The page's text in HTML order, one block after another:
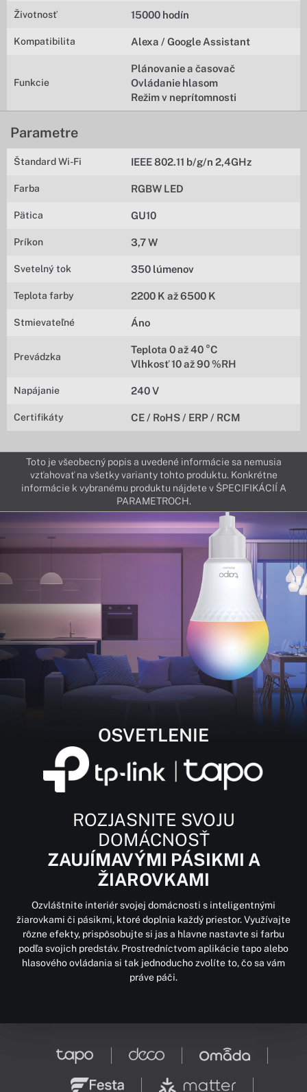
Životnosť 15000 hodín
Kompatibilita Alexa / Google Assistant
Funkcie
Plánovanie a časovač
Ovládanie hlasom
Režim v neprítomnosti
Parametre
Štandard Wi-Fi IEEE 802.11 b/g/n 2,4GHz
Farba RGBW LED
Pätica GU10
Príkon 3,7 W
Svetelný tok 350 lúmenov
Teplota farby 2200 K až 6500 K
Stmievateľné Áno
Prevádzka
Teplota 0 až 40 °C
Vlhkosť 10 až 90 %RH
Napájanie 240 V
Certifikáty CE / RoHS / ERP / RCM
Toto je všeobecný popis a uvedené informácie sa nemusia
vzťahovať na všetky varianty tohto produktu. Konkrétne
informácie k vybranému produktu nájdete v ŠPECIFIKÁCIÍ A
PARAMETROCH.
OSVETLENIE
ROZJASNITE SVOJU
DOMÁCNOSŤ
ZAUJÍMAVÝMI PÁSIKMI A
ŽIAROVKAMI
Ozvláštnite interiér svojej domácnosti s inteligentnými
žiarovkami či pásikmi, ktoré doplnia každý priestor. Využívajte
rôzne efekty, prispôsobujte si jas a hlavne nastavte si farbu
podľa svojich predstáv. Prostredníctvom aplikácie tapo alebo
hlasového ovládania si tak jednoducho zvolíte to, čo sa vám
práve páči.